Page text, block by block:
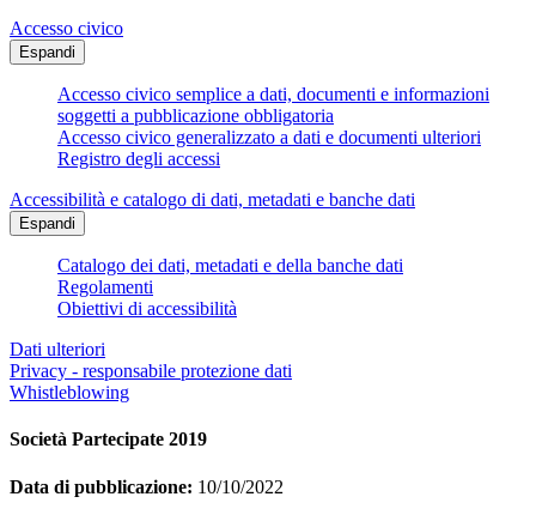
Accesso civico
Espandi
Accesso civico semplice a dati, documenti e informazioni
soggetti a pubblicazione obbligatoria
Accesso civico generalizzato a dati e documenti ulteriori
Registro degli accessi
Accessibilità e catalogo di dati, metadati e banche dati
Espandi
Catalogo dei dati, metadati e della banche dati
Regolamenti
Obiettivi di accessibilità
Dati ulteriori
Privacy - responsabile protezione dati
Whistleblowing
Società Partecipate 2019
Data di pubblicazione: 10/10/2022